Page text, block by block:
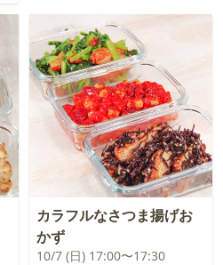
カラフルなさつま揚げお
かず
10/7 (日) 17:00〜17:30